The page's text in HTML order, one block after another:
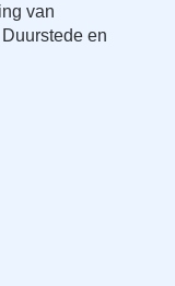
van
en